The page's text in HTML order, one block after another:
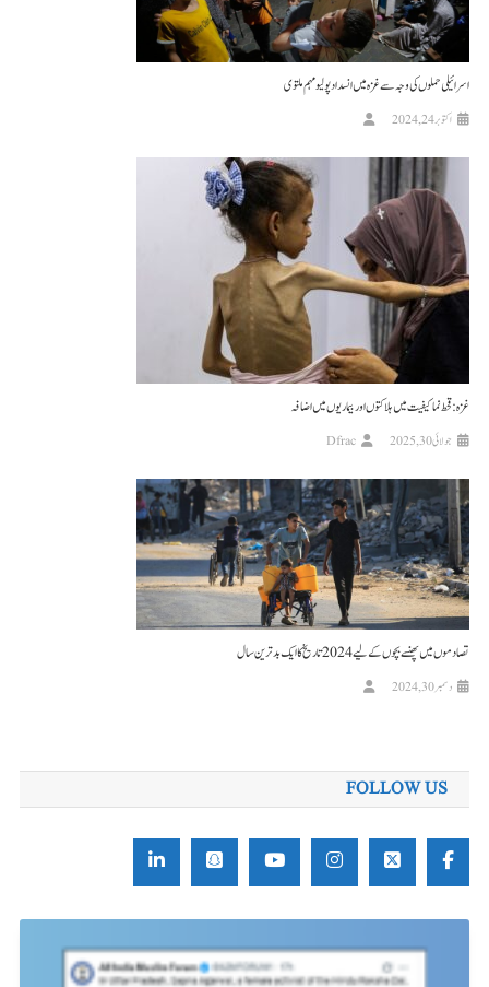
اسرائیلی حملوں کی وجہ سے غزہ میں انسداد پولیو مہم ملتوی
اکتوبر 24, 2024
غزہ: قحط نما کیفیت میں ہلاکتوں اور بیماریوں میں اضافہ
جولائی 30, 2025 Dfrac
تصادموں میں پھنسے بچوں کے لیے 2024 تاریخ کا ایک بد ترین سال
دسمبر 30, 2024
FOLLOW US